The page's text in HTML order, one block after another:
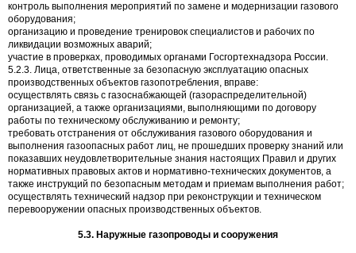
контроль выполнения мероприятий по замене и модернизации газового
оборудования;
организацию и проведение тренировок специалистов и рабочих по
ликвидации возможных аварий;
участие в проверках, проводимых органами Госгортехнадзора России.
5.2.3. Лица, ответственные за безопасную эксплуатацию опасных
производственных объектов газопотребления, вправе:
осуществлять связь с газоснабжающей (газораспределительной)
организацией, а также организациями, выполняющими по договору
работы по техническому обслуживанию и ремонту;
требовать отстранения от обслуживания газового оборудования и
выполнения газоопасных работ лиц, не прошедших проверку знаний или
показавших неудовлетворительные знания настоящих Правил и других
нормативных правовых актов и нормативно-технических документов, а
также инструкций по безопасным методам и приемам выполнения работ;
осуществлять технический надзор при реконструкции и техническом
перевооружении опасных производственных объектов.
5.3. Наружные газопроводы и сооружения